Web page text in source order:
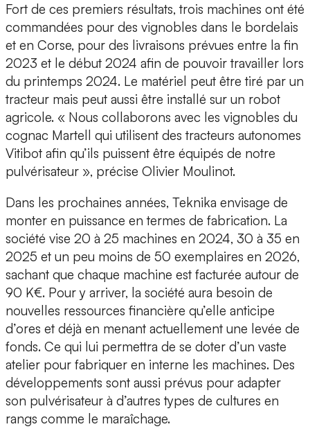
Fort de ces premiers résultats, trois machines ont été
commandées pour des vignobles dans le bordelais
et en Corse, pour des livraisons prévues entre la fin
2023 et le début 2024 afin de pouvoir travailler lors
du printemps 2024. Le matériel peut être tiré par un
tracteur mais peut aussi être installé sur un robot
agricole. « Nous collaborons avec les vignobles du
cognac Martell qui utilisent des tracteurs autonomes
Vitibot afin qu’ils puissent être équipés de notre
pulvérisateur », précise Olivier Moulinot.
Dans les prochaines années, Teknika envisage de
monter en puissance en termes de fabrication. La
société vise 20 à 25 machines en 2024, 30 à 35 en
2025 et un peu moins de 50 exemplaires en 2026,
sachant que chaque machine est facturée autour de
90 K€. Pour y arriver, la société aura besoin de
nouvelles ressources financière qu’elle anticipe
d’ores et déjà en menant actuellement une levée de
fonds. Ce qui lui permettra de se doter d’un vaste
atelier pour fabriquer en interne les machines. Des
développements sont aussi prévus pour adapter
son pulvérisateur à d’autres types de cultures en
rangs comme le maraîchage.